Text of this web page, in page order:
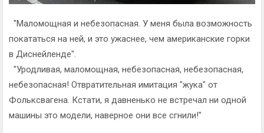
"Маломощная и небезопасная. У меня была возможность
покататься на ней, и это ужаснее, чем американские горки
в Диснейленде".
"Уродливая, маломощная, небезопасная, небезопасная,
небезопасная! Отвратительная имитация "жука" от
Фольксвагена. Кстати, я давненько не встречал ни одной
машины это модели, наверное они все сгнили!"